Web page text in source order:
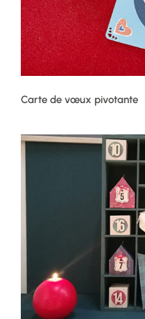
Carte de vœux pivotante